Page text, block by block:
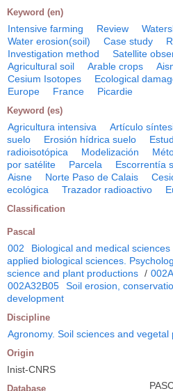
Keyword (en)
Intensive farming Review
Water erosion(soil)
Case study
Investigation method
Satellite
Agricultural soil
Arable crops
Cesium Isotopes
Ecological
Europe
France Picardie
Keyword (es)
Agricultura intensiva Artículo
suelo
Erosión hídrica suelo
radioisotópica
Modelización
por satélite
Parcela Escorrentía
Aisne
Norte Paso de Calais
ecológica
Trazador radioactivo
Classification
Pascal
002 Biological and medical sciences
applied biological sciences.
science and plant productions /
002A32B05
Soil erosion,
development
Discipline
Agronomy. Soil sciences and vegetal
Origin
Inist-CNRS
Database